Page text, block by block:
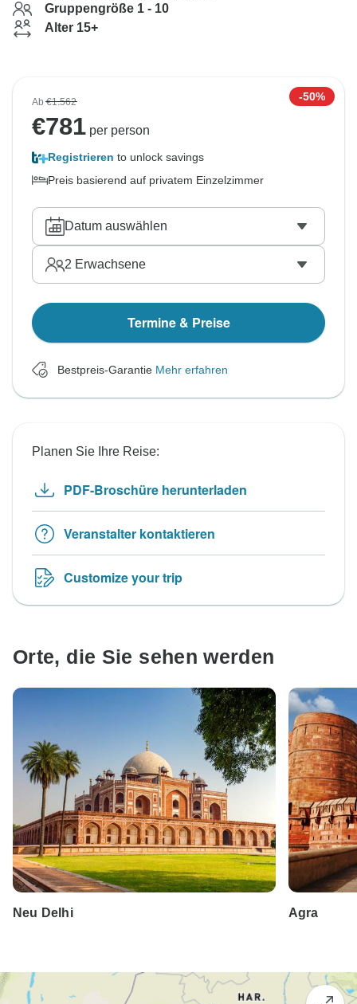
Gruppengröße 1 - 10
Alter 15+
Ab€1.562 -50%
€781 per person
Registrieren to unlock savings
Preis basierend auf privatem Einzelzimmer
Datum auswählen
2 Erwachsene
Termine & Preise
Bestpreis-Garantie Mehr erfahren
Planen Sie Ihre Reise:
PDF-Broschüre herunterladen
Veranstalter kontaktieren
Customize your trip
Orte, die Sie sehen werden
Neu Delhi Agra